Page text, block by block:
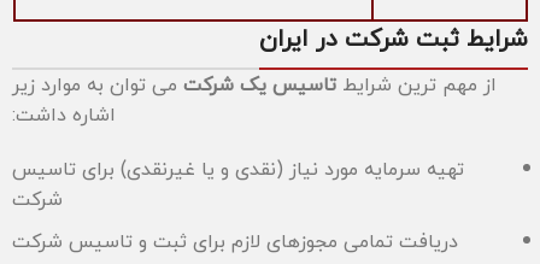
شرایط ثبت شرکت در ایران
از مهم ترین شرایط تاسیس یک شرکت می توان به موارد زیر
اشاره داشت:
تهیه سرمایه مورد نیاز (نقدی و یا غیرنقدی) برای تاسیس
شرکت
دریافت تمامی مجوزهای لازم برای ثبت و تاسیس شرکت